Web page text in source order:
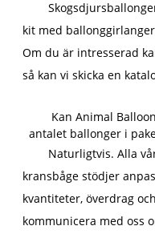
kit med
Om du är intresserad
så kan vi skicka en
Kan Animal
antalet ballonger i
Naturligtvis. Alla
kransbåge stödjer
kvantiteter, överdrag
kommunicera med oss